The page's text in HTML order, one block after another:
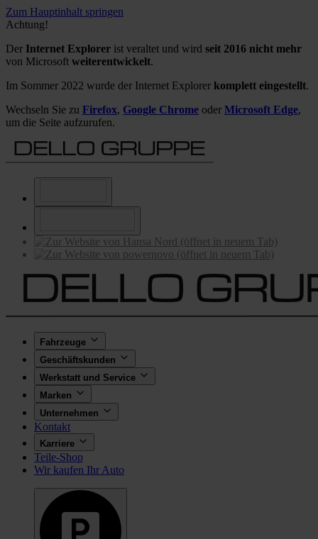
Zum Hauptinhalt springen
Achtung!
Der Internet Explorer ist veraltet und wird seit 2016 nicht mehr
von Microsoft weiterentwickelt.
Im Sommer 2022 wurde der Internet Explorer komplett eingestellt.
Wechseln Sie zu Firefox, Google Chrome oder Microsoft Edge,
um die Seite aufzurufen.
Fahrzeuge
Geschäftskunden
Werkstatt und Service
Marken
Unternehmen
Kontakt
Karriere
Teile-Shop
Wir kaufen Ihr Auto